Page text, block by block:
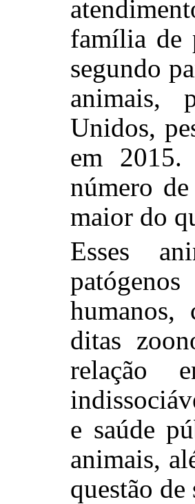
família de
segundo
animais,
Unidos,
em 2015.
número
maior do
Esses
humanos,
ditas
relação
e saúde
animais,
questão